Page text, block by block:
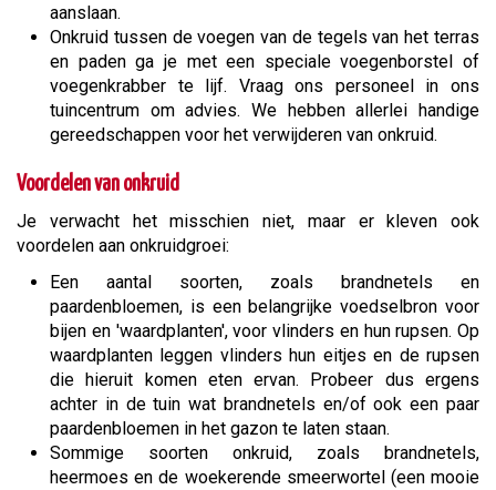
aanslaan.
Onkruid tussen de voegen van de tegels van het terras
en paden ga je met een speciale voegenborstel of
voegenkrabber te lijf. Vraag ons personeel in ons
tuincentrum om advies. We hebben allerlei handige
gereedschappen voor het verwijderen van onkruid.
Voordelen van onkruid
Je verwacht het misschien niet, maar er kleven ook
voordelen aan onkruidgroei:
Een aantal soorten, zoals brandnetels en
paardenbloemen, is een belangrijke voedselbron voor
bijen en 'waardplanten', voor vlinders en hun rupsen. Op
waardplanten leggen vlinders hun eitjes en de rupsen
die hieruit komen eten ervan. Probeer dus ergens
achter in de tuin wat brandnetels en/of ook een paar
paardenbloemen in het gazon te laten staan.
Sommige soorten onkruid, zoals brandnetels,
heermoes en de woekerende smeerwortel (een mooie